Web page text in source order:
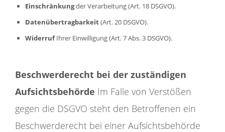
Einschränkungder Verarbeitung (Art. 18 DSGVO).
Datenübertragbarkeit(Art. 20 DSGVO).
WiderrufIhrer Einwilligung (Art. 7 Abs. 3 DSGVO).
Beschwerderecht bei der zuständigen
Aufsichtsbehörde Im Falle von Verstößen
gegen die DSGVO steht den Betroffenen ein
Beschwerderecht bei einer Aufsichtsbehörde